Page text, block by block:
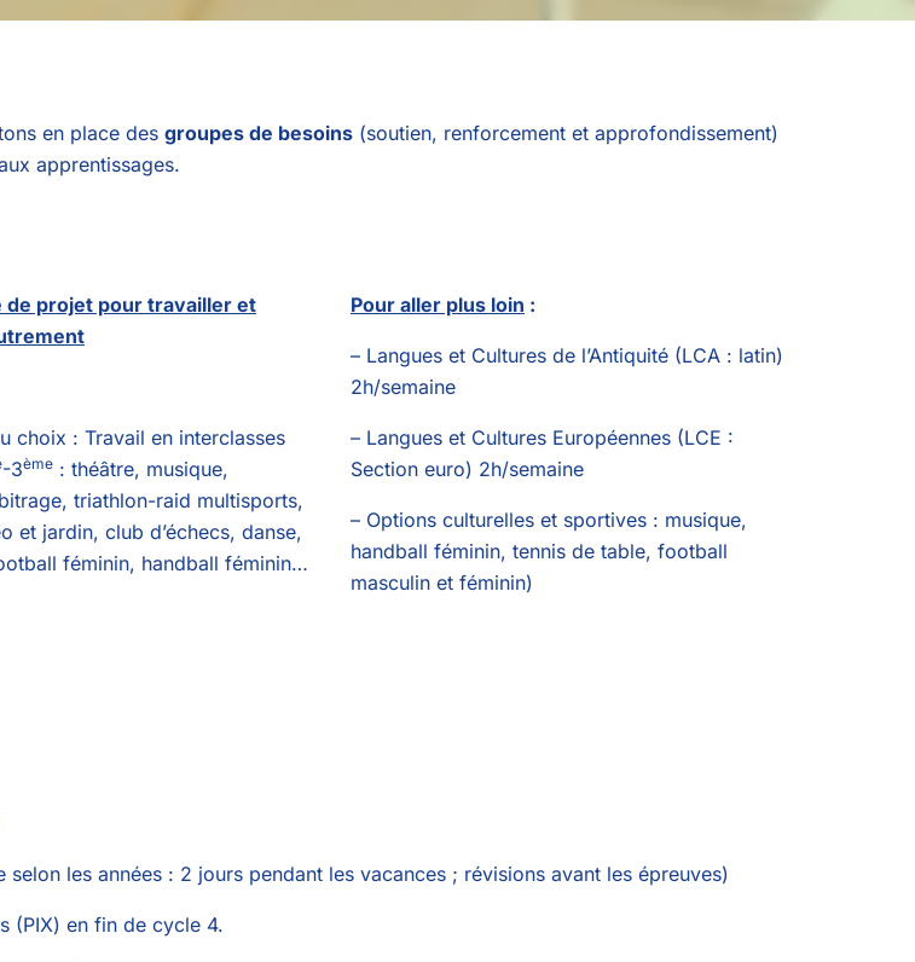
3ème
La restauration au lycée
Les associations – Campus
en place des groupes de besoins (soutien, renforcement et approfondissement)
apprentissages.
de projet pour travailler et
choix : Travail en interclasses
-3ème: théâtre, musique,
triathlon-raid multisports,
et jardin, club d’échecs, danse,
féminin, handball féminin…
Pour aller plus loin :
– Langues et Cultures de l’Antiquité (LCA : latin)
2h/semaine
– Langues et Cultures Européennes (LCE :
Section euro) 2h/semaine
– Options culturelles et sportives : musique,
handball féminin, tennis de table, football
masculin et féminin)
les années : 2 jours pendant les vacances ; révisions avant les épreuves)
(PIX) en fin de cycle 4.